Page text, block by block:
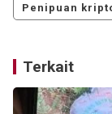
Penipuan
Terkait